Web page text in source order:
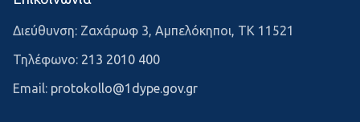
Διεύθυνση: Ζαχάρωφ 3, Αμπελόκηποι, ΤΚ 11521
Τηλέφωνο: 213 2010 400
Email: protokollo@1dype.gov.gr